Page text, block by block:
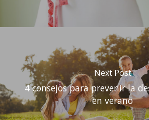
Next Post
4 consejos para prevenir la
en verano